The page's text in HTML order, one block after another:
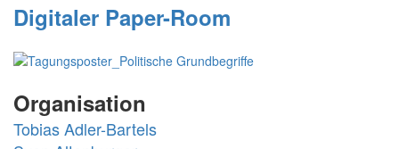
Digitaler Paper-Room
Organisation
Tobias Adler-Bartels